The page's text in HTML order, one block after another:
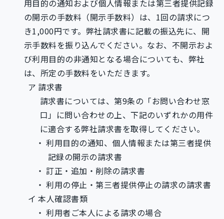
用目的の通知および個人情報または第三者提供記録
の開示の手数料（開示手数料）は、1回の請求につ
き1,000円です。弊社請求書に記載の振込先に、開
示手数料を振り込んでください。なお、不開示およ
び利用目的の非通知となる場合についても、弊社
は、所定の手数料をいただきます。
請求書
請求書については、第9条の「お問い合わせ窓
口」に問い合わせの上、下記のいずれかの用件
に適合する弊社請求書を取得してください。
利用目的の通知、個人情報または第三者提供
記録の開示の請求書
訂正・追加・削除の請求書
利用の停止・第三者提供停止の請求の請求書
本人確認書類
利用者ご本人による請求の場合